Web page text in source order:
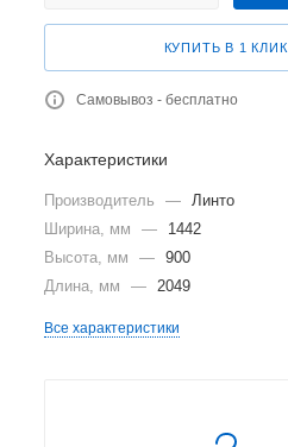
КУПИТЬ В 1 КЛИК
Самовывоз - бесплатно
Характеристики
Производитель — Линто
Ширина, мм
—
1442
Высота, мм
— 900
Длина, мм
— 2049
Все характеристики